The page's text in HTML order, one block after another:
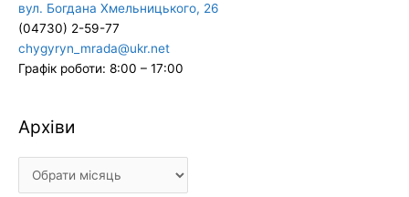
вул. Богдана Хмельницького, 26
(04730) 2-59-77
chygyryn_mrada@ukr.net
Графік роботи: 8:00 – 17:00
Архіви
Архіви